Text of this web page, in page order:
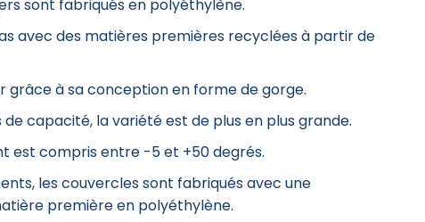
sont fabriqués en polyéthylène.
avec des matières premières recyclées à partir de
grâce à sa conception en forme de gorge.
capacité, la variété est de plus en plus grande.
est compris entre -5 et +50 degrés.
les couvercles sont fabriqués avec une
première en polyéthylène.